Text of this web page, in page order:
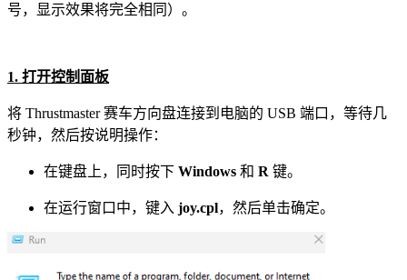
号，显示效果将完全相同）。
1. 打开控制面板
将 Thrustmaster 赛车方向盘连接到电脑的 USB 端口，等待几
秒钟，然后按说明操作：
在键盘上，同时按下 Windows 和 R 键。
在运行窗口中，键入 joy.cpl，然后单击确定。